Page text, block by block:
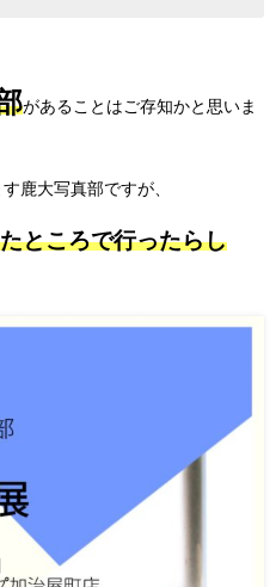
があることはご存知かと思いま
鹿大写真部ですが、
ところで行ったらし